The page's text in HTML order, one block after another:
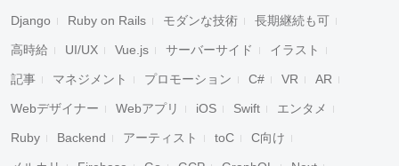
Django Ruby on Rails モダンな技術 長期継続も可
高時給 UI/UX Vue.js サーバーサイド イラスト
記事 マネジメント プロモーション C# VR AR
Webデザイナー Webアプリ iOS Swift エンタメ
Ruby Backend アーティスト toC C向け